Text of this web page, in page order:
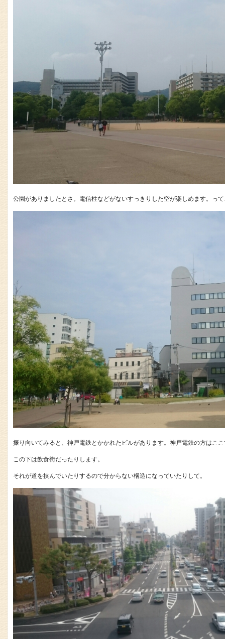
公園がありましたとさ。電信柱などがないすっきりした空が楽しめます。っ
振り向いてみると、神戸電鉄とかかれたビルがあります。神戸電鉄の方はこ
この下は飲食街だったりします。
それが道を挟んでいたりするので分からない構造になっていたりして。